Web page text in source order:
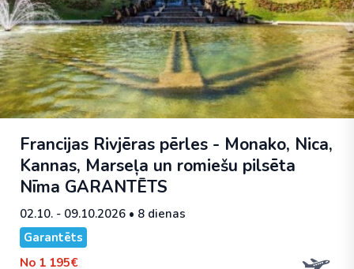
Francijas Rivjēras pērles - Monako, Nica,
Kannas, Marseļa un romiešu pilsēta
Nīma GARANTĒTS
02.10. - 09.10.2026 • 8 dienas
Garantēts
No 1 195€